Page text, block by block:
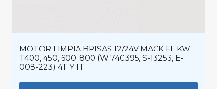
MOTOR LIMPIA BRISAS 12/24V MACK FL KW
T400, 450, 600, 800 (W 740395, S-13253, E-
008-223) 4T Y 1T